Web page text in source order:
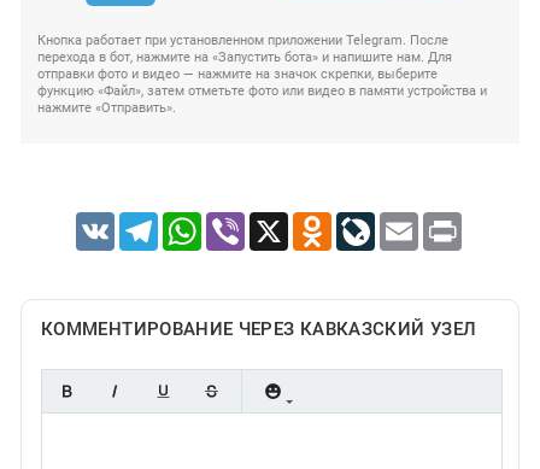
Кнопка работает при установленном приложении Telegram. После
перехода в бот, нажмите на «Запустить бота» и напишите нам. Для
отправки фото и видео — нажмите на значок скрепки, выберите
функцию «Файл», затем отметьте фото или видео в памяти устройства и
нажмите «Отправить».
VK TelegramWhatsApp
Viber X Odnoklassniki
LiveJournal
Email Print
КОММЕНТИРОВАНИЕ ЧЕРЕЗ КАВКАЗСКИЙ УЗЕЛ